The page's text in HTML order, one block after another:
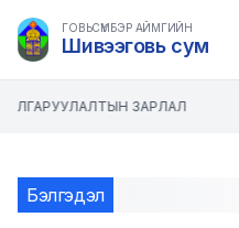
ГОВЬСҮМБЭР АЙМГИЙН
Шивээговь сум
ЗАРЛАЛ
Бэлгэдэл